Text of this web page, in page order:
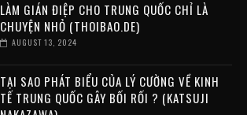
LÀM GIÁN ĐIỆP CHO TRUNG QUỐC CHỈ LÀ
CHUYỆN NHỎ (THOIBAO.DE)
AUGUST 13, 2024
TẠI SAO PHÁT BIỂU CỦA LÝ CƯỜNG VỀ KINH
TẾ TRUNG QUỐC GÂY BỐI RỐI ? (KATSUJI